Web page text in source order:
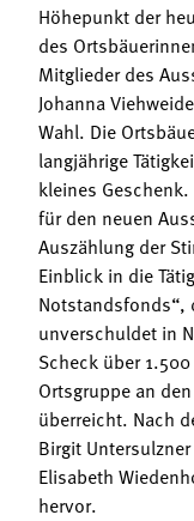
Höhepunkt der
des
Mitglieder des
Johanna
Wahl. Die
langjährige
kleines
für den neuen
Auszählung der
Einblick in die
unverschuldet in
Scheck über
Ortsgruppe an
überreicht. Nach
Birgit
Elisabeth
hervor.